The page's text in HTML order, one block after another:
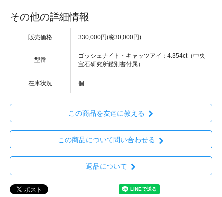
その他の詳細情報
販売価格 330,000円(税30,000円)
型番
ゴッシェナイト・キャッツアイ：4.354ct（中央
宝石研究所鑑別書付属）
在庫状況 個
この商品を友達に教える
この商品について問い合わせる
返品について